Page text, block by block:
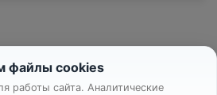
файлы cookies
работы сайта. Аналитические